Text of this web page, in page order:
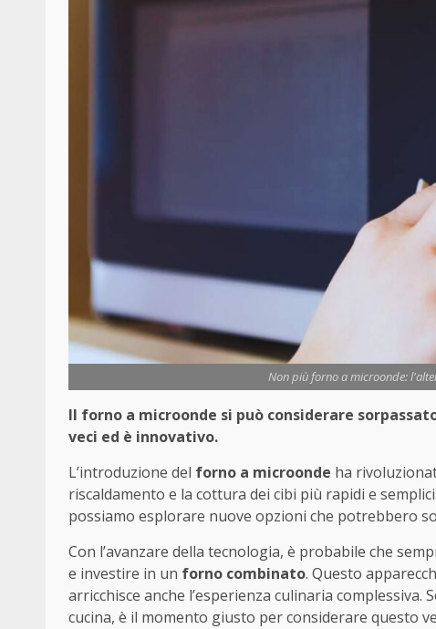
Non più forno a microonde:
Il forno a microonde si può considerare
veci ed è innovativo.
L’introduzione del forno a microonde ha
riscaldamento e la cottura dei cibi più rapidi e
possiamo esplorare nuove opzioni che potrebbero
Con l’avanzare della tecnologia, è probabile che
e investire in un forno combinato. Questo
arricchisce anche l’esperienza culinaria
cucina, è il momento giusto per considerare questo